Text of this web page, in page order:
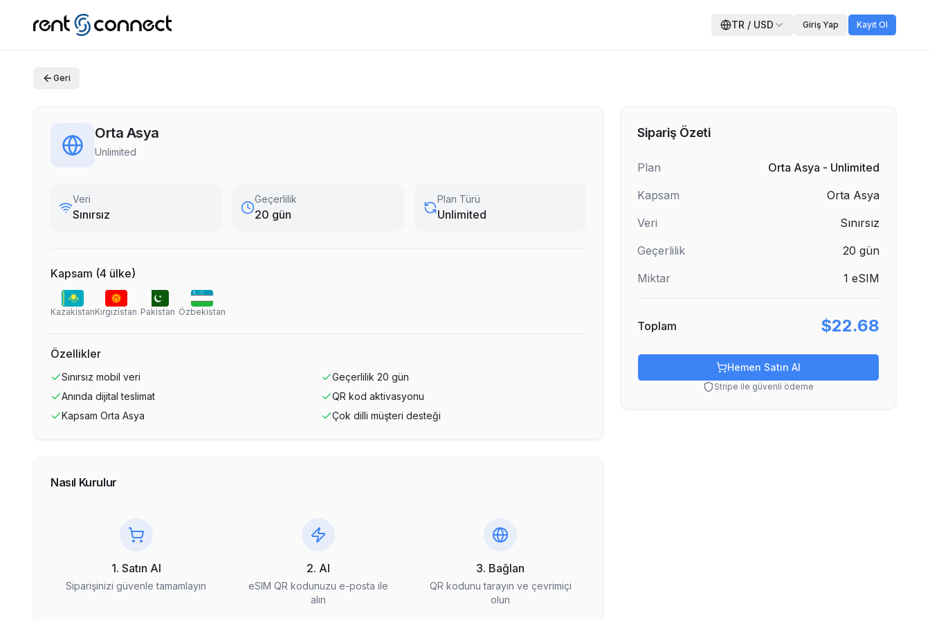
TR / USD Giriş Yap Kayıt Ol
Geri
Orta Asya
Unlimited
Veri
Sınırsız
Geçerlilik
20 gün
Plan Türü
Unlimited
Kapsam (4 ülke)
KazakistanKırgızistan Pakistan Özbekistan
Özellikler
Sınırsız mobil veri Geçerlilik 20 gün
Anında dijital teslimat
QR kod aktivasyonu
Kapsam Orta Asya Çok dilli müşteri desteği
Nasıl Kurulur
1. Satın Al
Siparişinizi güvenle tamamlayın
2. Al
eSIM QR kodunuzu e-posta ile
alın
3. Bağlan
QR kodunu tarayın ve çevrimiçi
olun
Sipariş Özeti
Plan
Orta Asya - Unlimited
Kapsam
Orta Asya
Veri
Sınırsız
Geçerlilik
20 gün
Miktar
1 eSIM
Toplam $22.68
Hemen Satın Al
Stripe ile güvenli ödeme